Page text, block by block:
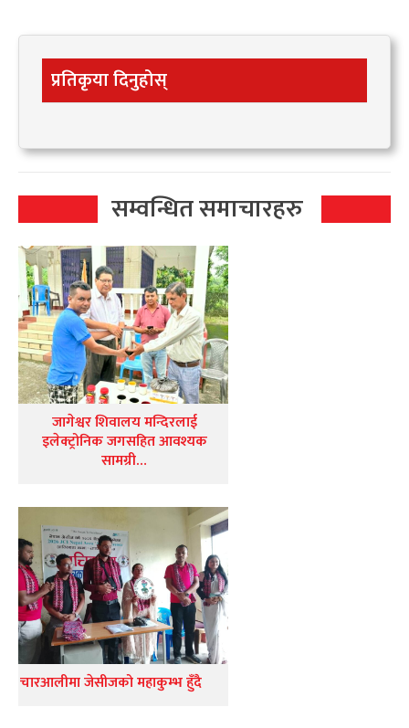
प्रतिकृया दिनुहोस्
सम्वन्धित समाचारहरु
जागेश्वर शिवालय मन्दिरलाई
इलेक्ट्रोनिक जगसहित आवश्यक
सामग्री…
चारआलीमा जेसीजको महाकुम्भ हुँदै